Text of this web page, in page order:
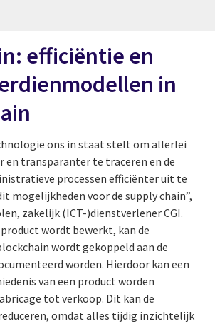
efficiëntie en
in
ons in staat stelt om allerlei
en transparanter te traceren en de
processen efficiënter uit te
mogelijkheden voor de supply chain”,
zakelijk (ICT-)dienstverlener CGI.
wordt bewerkt, kan de
wordt gekoppeld aan de
worden. Hierdoor kan een
van een product worden
tot verkoop. Dit kan de
omdat alles tijdig inzichtelijk